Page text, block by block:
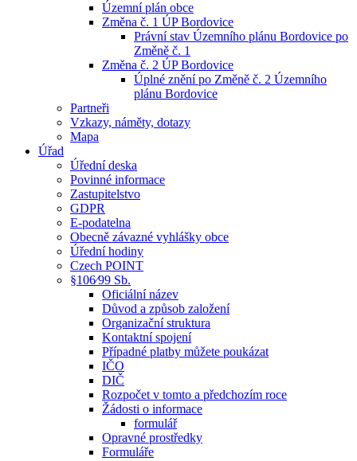
Územní plán obce
Změna č. 1 ÚP Bordovice
Právní stav Územního plánu Bordovice po
Změně č. 1
Změna č. 2 ÚP Bordovice
Úplné znění po Změně č. 2 Územního
plánu Bordovice
Partneři
Vzkazy, náměty, dotazy
Mapa
Úřad
Úřední deska
Povinné informace
Zastupitelstvo
GDPR
E-podatelna
Obecně závazné vyhlášky obce
Úřední hodiny
Czech POINT
§106⁄99 Sb.
Oficiální název
Důvod a způsob založení
Organizační struktura
Kontaktní spojení
Případné platby můžete poukázat
IČO
DIČ
Rozpočet v tomto a předchozím roce
Žádosti o informace
formulář
Opravné prostředky
Formuláře